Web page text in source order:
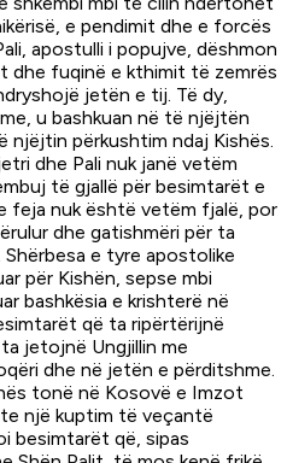
e pendimit dhe e forcës
apostulli i popujve, dëshmon
dhe fuqinë e kthimit të zemrës
jetën e tij. Të dy,
u bashkuan në të njëjtën
njëjtin përkushtim ndaj Kishës.
dhe Pali nuk janë vetëm
të gjallë për besimtarët e
feja nuk është vetëm fjalë, por
dhe gatishmëri për ta
e tyre apostolike
për Kishën, sepse mbi
bashkësia e krishterë në
që ta ripërtërijnë
jetojnë Ungjillin me
dhe në jetën e përditshme.
tonë në Kosovë e Imzot
një kuptim të veçantë
besimtarët që, sipas